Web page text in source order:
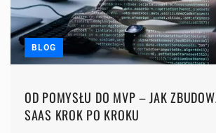
BLOG
OD POMYSŁU DO MVP – JAK
SAAS KROK PO KROKU